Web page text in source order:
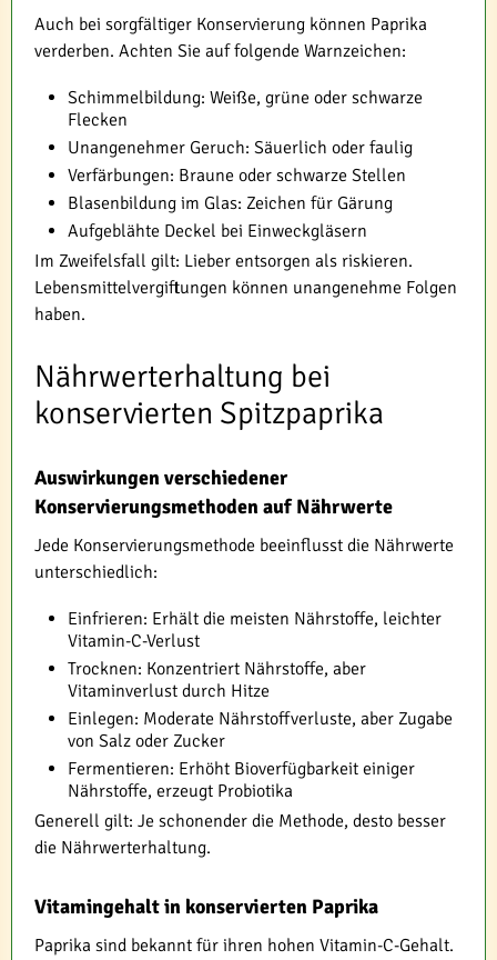
Auch bei sorgfältiger Konservierung können Paprika
verderben. Achten Sie auf folgende Warnzeichen:
Schimmelbildung: Weiße, grüne oder schwarze
Flecken
Unangenehmer Geruch: Säuerlich oder faulig
Verfärbungen: Braune oder schwarze Stellen
Blasenbildung im Glas: Zeichen für Gärung
Aufgeblähte Deckel bei Einweckgläsern
Im Zweifelsfall gilt: Lieber entsorgen als riskieren.
Lebensmittelvergiftungen können unangenehme Folgen
haben.
Nährwerterhaltung bei
konservierten Spitzpaprika
Auswirkungen verschiedener
Konservierungsmethoden auf Nährwerte
Jede Konservierungsmethode beeinflusst die Nährwerte
unterschiedlich:
Einfrieren: Erhält die meisten Nährstoffe, leichter
Vitamin-C-Verlust
Trocknen: Konzentriert Nährstoffe, aber
Vitaminverlust durch Hitze
Einlegen: Moderate Nährstoffverluste, aber Zugabe
von Salz oder Zucker
Fermentieren: Erhöht Bioverfügbarkeit einiger
Nährstoffe, erzeugt Probiotika
Generell gilt: Je schonender die Methode, desto besser
die Nährwerterhaltung.
Vitamingehalt in konservierten Paprika
Paprika sind bekannt für ihren hohen Vitamin-C-Gehalt.